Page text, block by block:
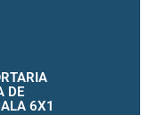
DE
6X1